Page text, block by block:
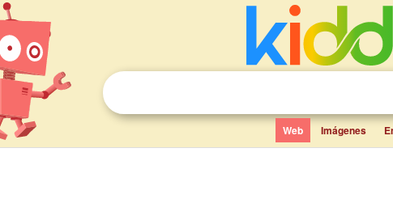
Web Imágenes